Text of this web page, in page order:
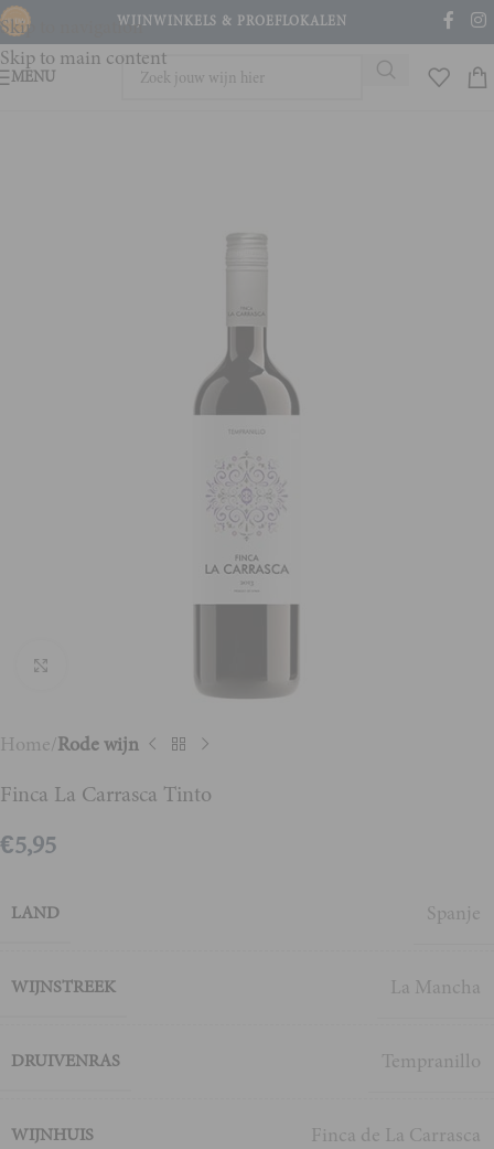
Skip to navigation
Skip to main content
WIJNWINKELS & PROEFLOKALEN
MENU
Home Rode wijn
Finca La Carrasca Tinto
€5,95
LAND Spanje
WIJNSTREEK La Mancha
DRUIVENRAS Tempranillo
WIJNHUIS Finca de La Carrasca